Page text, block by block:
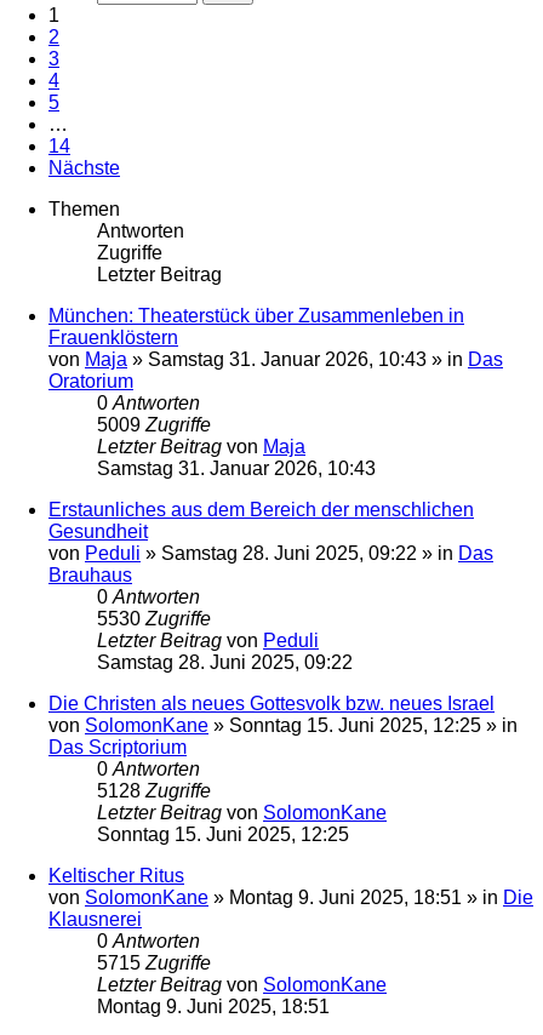
1
2
3
4
5
…
14
Nächste
Themen
Antworten
Zugriffe
Letzter Beitrag
München: Theaterstück über Zusammenleben in
Frauenklöstern
von Maja » Samstag 31. Januar 2026, 10:43 » in Das
Oratorium
0 Antworten
5009 Zugriffe
Letzter Beitrag von Maja
Samstag 31. Januar 2026, 10:43
Erstaunliches aus dem Bereich der menschlichen
Gesundheit
von Peduli » Samstag 28. Juni 2025, 09:22 » in Das
Brauhaus
0 Antworten
5530 Zugriffe
Letzter Beitrag von Peduli
Samstag 28. Juni 2025, 09:22
Die Christen als neues Gottesvolk bzw. neues Israel
von SolomonKane » Sonntag 15. Juni 2025, 12:25 » in
Das Scriptorium
0 Antworten
5128 Zugriffe
Letzter Beitrag von SolomonKane
Sonntag 15. Juni 2025, 12:25
Keltischer Ritus
von SolomonKane » Montag 9. Juni 2025, 18:51 » in Die
Klausnerei
0 Antworten
5715 Zugriffe
Letzter Beitrag von SolomonKane
Montag 9. Juni 2025, 18:51